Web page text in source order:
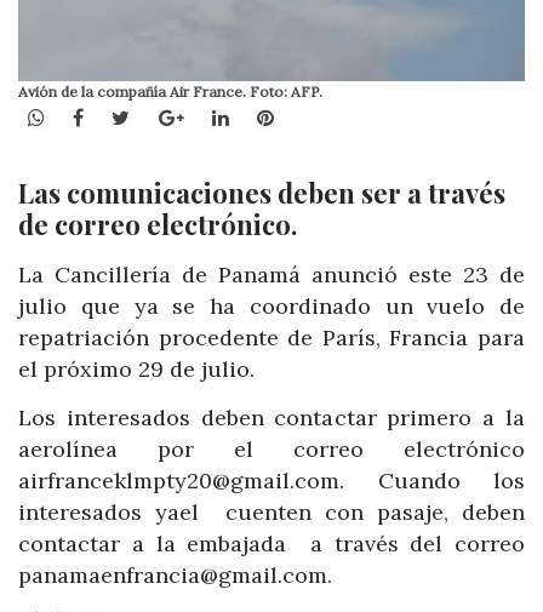
Avión de la compañía Air France. Foto: AFP.
WhatsApp
Facebook
TwitterGoogle+LinkedInPinterest
Las comunicaciones deben ser a través
de correo electrónico.
La Cancillería de Panamá anunció este 23 de
julio que ya se ha coordinado un vuelo de
repatriación procedente de París, Francia para
el próximo 29 de julio.
Los interesados deben contactar primero a la
aerolínea por el correo electrónico
airfranceklmpty20@gmail.com. Cuando los
interesados yael cuenten con pasaje, deben
contactar a la embajada a través del correo
panamaenfrancia@gmail.com.